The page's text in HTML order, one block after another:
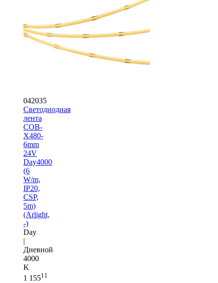
042035
Светодиодная
лента
COB-
X480-
6mm
24V
Day4000
(6
W/m,
IP20,
CSP,
5m)
(Arlight,
-)
Day
|
Дневной
4000
K
1 15511